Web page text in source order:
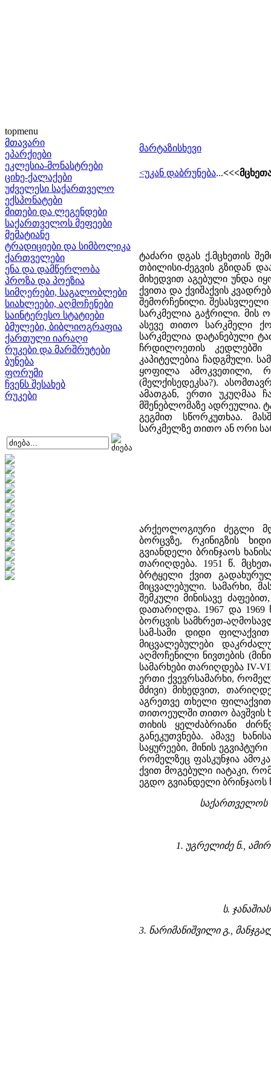
topmenu
მთავარი
ეპარქიები
ეკლესია-მონასტრები
ციხე-ქალაქები
უძველესი საქართველო
ექსპონატები
მითები და ლეგენდები
საქართველოს მეფეები
მემატიანე
ტრადიციები და სიმბოლიკა
ქართველები
ენა და დამწერლობა
პროზა და პოეზია
სიმღერები, საგალობლები
სიახლეები, აღმოჩენები
საინტერესო სტატიები
ბმულები, ბიბლიოგრაფია
ქართული იარაღი
რუკები და მარშრუტები
ბუნება
ფორუმი
ჩვენს შესახებ
რუკები
მარტაზისხევი
<უკან დაბრუნება...
ტაძარი დგას ქ.მცხეთის
თბილისი-ძეგვის გზიდან
მიხედვით აგებული უნდა
ქვითა და ქვიშაქვის
შემორჩენილი.
სარკმელია გაჭრილი. მის
ასევე თითო სარკმელი
სარკმელია დატანებული
ჩრდილოეთის კედლებში
კაპიტელებია ჩადგმული.
ყოფილა ამოკვეთილი,
(მელქისედეკსა?).
ამათგან, ერთი უკუღმაა
მშენებლომაზე ადრეულია.
გეგმით სწორკუთხაა.
სარკმელზე თითო ან ორი
არქეოლოგიური ძეგლი
ბორცვზე, რკინიგზის
გვიანდელი ბრინჯაოს
თარიღდება. 1951 წ.
ბრტყელი ქვით
მიცვალებული. სამარხი,
შემკული მინისავე
დათარიღდა. 1967 და 1969
ბორცვის სამხრეთ-
სამ-სამი დიდი
მიცვალებულები
აღმოჩენილი ნივთების
სამარხები თარიღდება IV-
ერთი ქვევრსამარხი,
მძივი) მიხედვით,
აგრეთვე თხელი ფილაქვით
თითოეულში თითო ბავშვის
თიხის ყელძაბრიანი
განეკუთვნება. ამავე
საყურეები, მინის
რომელზეც ფასკუნჯია
ქვით მოგებული იატაკი,
ეგდო გვიანდელი ბრინჯაოს
საქართველოს
1. უგრელიძე ნ.,
ს.
3. ნარიმანიშვილი გ.,